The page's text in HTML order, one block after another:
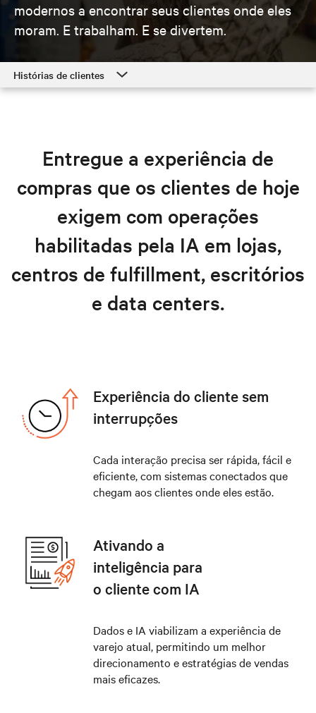
modernos a encontrar seus clientes onde eles
moram. E trabalham. E se divertem.
Histórias de clientes
Recursos
Explorar soluções para o varejo
Entregue a experiência de
compras que os clientes de hoje
exigem com operações
habilitadas pela IA em lojas,
centros de fulfillment, escritórios
e data centers.
Experiência do cliente sem
interrupções
Cada interação precisa ser rápida, fácil e
eficiente, com sistemas conectados que
chegam aos clientes onde eles estão.
Ativando a
inteligência para
o cliente com IA
Dados e IA viabilizam a experiência de
varejo atual, permitindo um melhor
direcionamento e estratégias de vendas
mais eficazes.